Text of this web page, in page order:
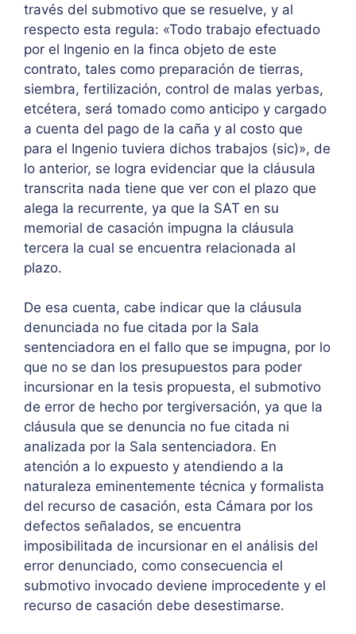
través del submotivo que se resuelve, y al
respecto esta regula: «Todo trabajo efectuado
por el Ingenio en la finca objeto de este
contrato, tales como preparación de tierras,
siembra, fertilización, control de malas yerbas,
etcétera, será tomado como anticipo y cargado
a cuenta del pago de la caña y al costo que
para el Ingenio tuviera dichos trabajos (sic)», de
lo anterior, se logra evidenciar que la cláusula
transcrita nada tiene que ver con el plazo que
alega la recurrente, ya que la SAT en su
memorial de casación impugna la cláusula
tercera la cual se encuentra relacionada al
plazo.
De esa cuenta, cabe indicar que la cláusula
denunciada no fue citada por la Sala
sentenciadora en el fallo que se impugna, por lo
que no se dan los presupuestos para poder
incursionar en la tesis propuesta, el submotivo
de error de hecho por tergiversación, ya que la
cláusula que se denuncia no fue citada ni
analizada por la Sala sentenciadora. En
atención a lo expuesto y atendiendo a la
naturaleza eminentemente técnica y formalista
del recurso de casación, esta Cámara por los
defectos señalados, se encuentra
imposibilitada de incursionar en el análisis del
error denunciado, como consecuencia el
submotivo invocado deviene improcedente y el
recurso de casación debe desestimarse.